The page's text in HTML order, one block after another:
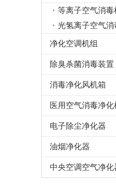
等离子空气消毒
光氢离子空气消
净化空调机组
除臭杀菌消毒装置
消毒净化风机箱
医用空气消毒净化
电子除尘净化器
油烟净化器
中央空调空气净化